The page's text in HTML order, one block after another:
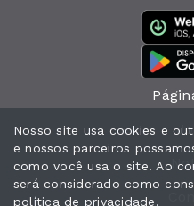
Nosso site usa cookies e
e nossos parceiros
como você usa o site. Ao
será considerado como
política de privacidade.